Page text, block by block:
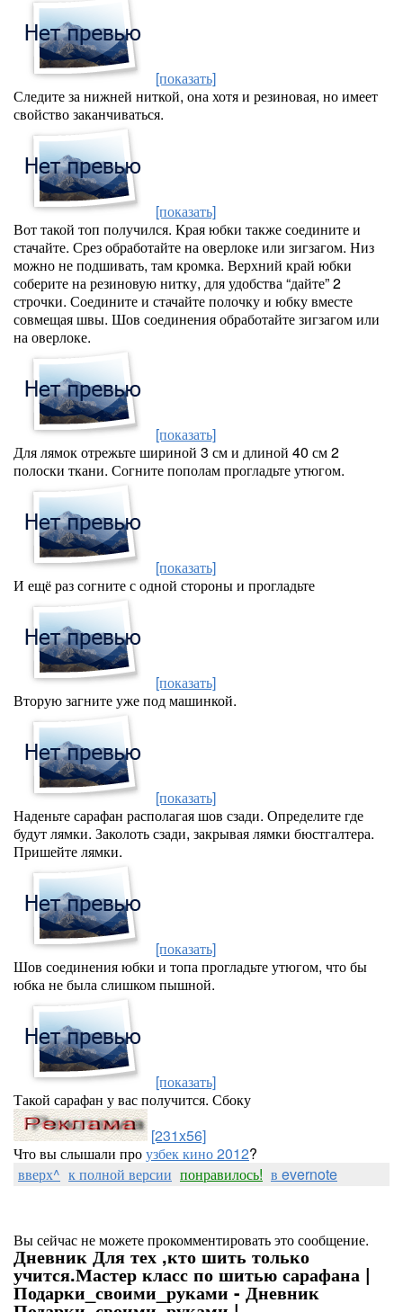
[показать]
Следите за нижней ниткой, она хотя и резиновая, но имеет
свойство заканчиваться.
[показать]
Вот такой топ получился. Края юбки также соедините и
стачайте. Срез обработайте на оверлоке или зигзагом. Низ
можно не подшивать, там кромка. Верхний край юбки
соберите на резиновую нитку, для удобства “дайте” 2
строчки. Соедините и стачайте полочку и юбку вместе
совмещая швы. Шов соединения обработайте зигзагом или
на оверлоке.
[показать]
Для лямок отрежьте шириной 3 см и длиной 40 см 2
полоски ткани. Согните пополам прогладьте утюгом.
[показать]
И ещё раз согните с одной стороны и прогладьте
[показать]
Вторую загните уже под машинкой.
[показать]
Наденьте сарафан располагая шов сзади. Определите где
будут лямки. Заколоть сзади, закрывая лямки бюстгалтера.
Пришейте лямки.
[показать]
Шов соединения юбки и топа прогладьте утюгом, что бы
юбка не была слишком пышной.
[показать]
Такой сарафан у вас получится. Сбоку
[231x56]
Что вы слышали проузбек кино 2012?
вверх^ к полной версии понравилось! в evernote
Вы сейчас не можете прокомментировать это сообщение.
Дневник Для тех ,кто шить только
учится.Мастер класс по шитью сарафана |
Подарки_своими_руками - Дневник